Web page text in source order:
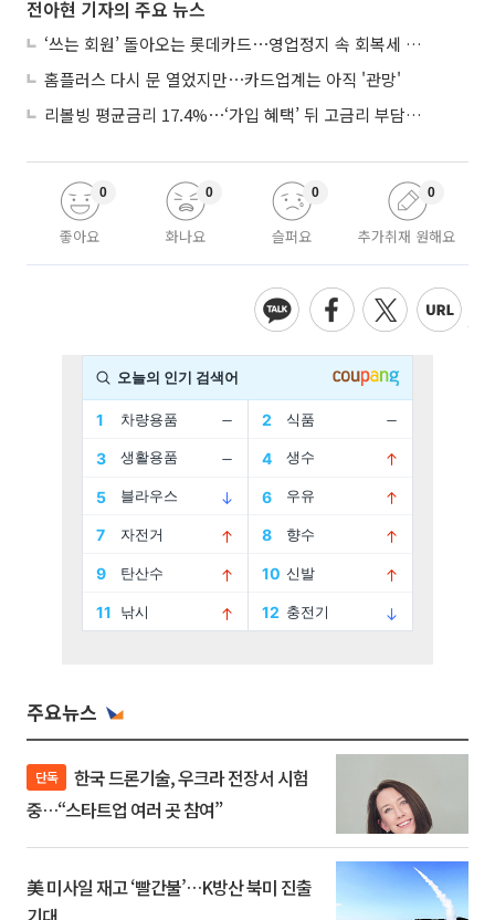
전아현 기자의 주요 뉴스
‘쓰는 회원’ 돌아오는 롯데카드⋯영업정지 속 회복세 시험대
홈플러스 다시 문 열었지만⋯카드업계는 아직 '관망'
리볼빙 평균금리 17.4%⋯‘가입 혜택’ 뒤 고금리 부담 주의
좋아요
0
화나요
0
슬퍼요
0
추가취재 원해요
0
주요뉴스
단독
중…“스타트업 여러 곳 참여”
美 미사일 재고 ‘빨간불’…K방산 북미 진출